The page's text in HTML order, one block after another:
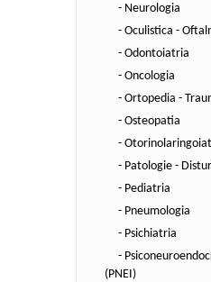
- Neurologia
- Oculistica -
- Odontoiatria
- Oncologia
- Ortopedia -
- Osteopatia
-
- Patologie -
- Pediatria
- Pneumologia
- Psichiatria
-
(PNEI)